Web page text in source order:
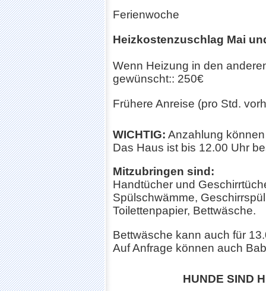
Ferienwoche
Heizkostenzuschlag Mai
Wenn Heizung in den
gewünscht:: 250€
Frühere Anreise (pro Std.
WICHTIG: Anzahlung
Das Haus ist bis 12.00 Uhr
Mitzubringen sind:
Handtücher und
Spülschwämme,
Toilettenpapier, Bettwäsche.
Bettwäsche kann auch für
Auf Anfrage können auch
HUNDE SIND